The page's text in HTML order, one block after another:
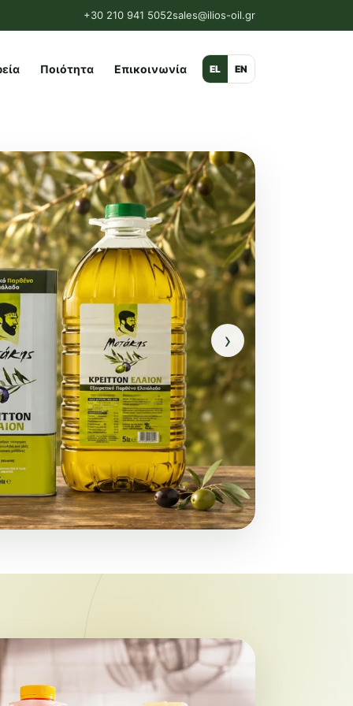
+30 210 941 5052sales@ilios-oil.gr
Ποιότητα Επικοινωνία EL EN
›